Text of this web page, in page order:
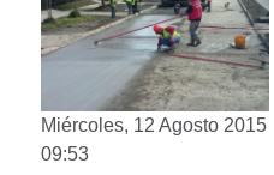
Miércoles, 12 Agosto 2015
09:53